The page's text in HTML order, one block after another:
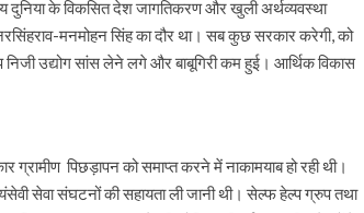
के विकसित देश जागतिकरण और खुली अर्थव्यवस्था
मनमोहन सिंह का दौर था। सब कुछ सरकार करेगी, को
उद्योग सांस लेने लगे और बाबूगिरी कम हुई। आर्थिक विकास
ग्रामीण पिछड़ापन को समाप्त करने में नाकामयाब हो रही थी।
सेवा संघटनों की सहायता ली जानी थी। सेल्फ हेल्प ग्रुप तथा